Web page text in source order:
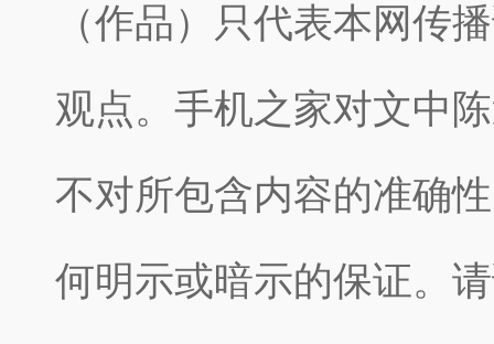
（作品）只代表本网传
观点。手机之家对文中
不对所包含内容的准确
何明示或暗示的保证。